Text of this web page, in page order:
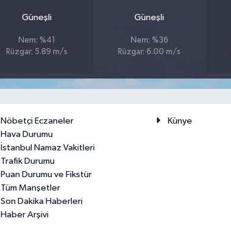
Güneşli
Nem: %41
Rüzgar: 5.89 m/s
Güneşli
Nem: %36
Rüzgar: 6.00 m/s
Nöbetçi Eczaneler
Hava Durumu
İstanbul Namaz Vakitleri
Trafik Durumu
Puan Durumu ve Fikstür
Tüm Manşetler
Son Dakika Haberleri
Haber Arşivi
Künye